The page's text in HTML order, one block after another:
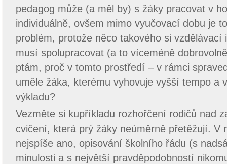
pedagog může (a měl by) s žáky pracovat v
individuálně, ovšem mimo vyučovací dobu je
problém, protože něco takového si vzdělávací
musí spolupracovat (a to víceméně
ptám, proč v tomto prostředí – v rámci
uměle žáka, kterému vyhovuje vyšší tempo a
výkladu?
Vezměte si kupříkladu rozhořčení rodičů nad
cvičení, která prý žáky neúměrně přetěžují. V
nejspíše ano, opisování školního řádu (s
minulosti a s největší pravděpodobností